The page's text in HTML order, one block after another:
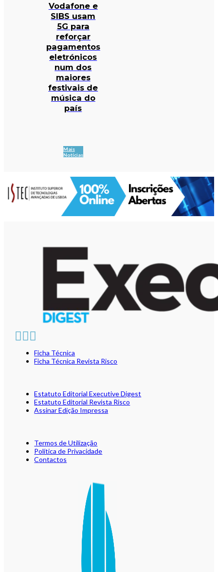
Vodafone e
SIBS usam
5G para
reforçar
pagamentos
eletrónicos
num dos
maiores
festivais de
música do
país
Mais
Notícias
Ficha Técnica
Ficha Técnica Revista Risco
Estatuto Editorial Executive Digest
Estatuto Editorial Revista Risco
Assinar Edição Impressa
Termos de Utilização
Política de Privacidade
Contactos